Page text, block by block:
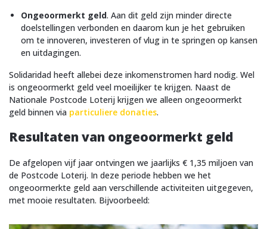
Ongeoormerkt geld. Aan dit geld zijn minder directe
doelstellingen verbonden en daarom kun je het gebruiken
om te innoveren, investeren of vlug in te springen op kansen
en uitdagingen.
Solidaridad heeft allebei deze inkomenstromen hard nodig. Wel
is ongeoormerkt geld veel moeilijker te krijgen. Naast de
Nationale Postcode Loterij krijgen we alleen ongeoormerkt
geld binnen via particuliere donaties.
Resultaten van ongeoormerkt geld
De afgelopen vijf jaar ontvingen we jaarlijks € 1,35 miljoen van
de Postcode Loterij. In deze periode hebben we het
ongeoormerkte geld aan verschillende activiteiten uitgegeven,
met mooie resultaten. Bijvoorbeeld: